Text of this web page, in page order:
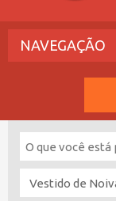
NAVEGAÇÃO